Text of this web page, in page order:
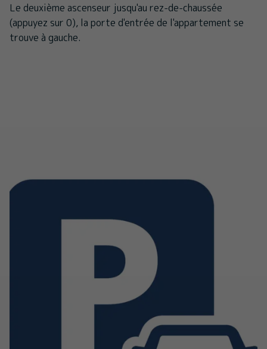
Le deuxième ascenseur jusqu'au rez-de-chaussée
(appuyez sur 0), la porte d'entrée de l'appartement se
trouve à gauche.